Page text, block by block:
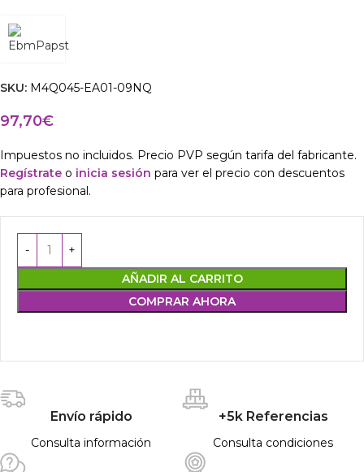
SKU: M4Q045-EA01-09NQ
97,70€
Impuestos no incluidos. Precio PVP según tarifa del fabricante.
Regístrate o inicia sesión para ver el precio con descuentos
para profesional.
AÑADIR AL CARRITO
COMPRAR AHORA
Envío rápido
Consulta información
+5k Referencias
Consulta condiciones